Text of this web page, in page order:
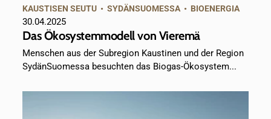
KAUSTISEN SEUTU •SYDÄNSUOMESSA • BIOENERGIA
30.04.2025
Das Ökosystemmodell von Vieremä
Menschen aus der Subregion Kaustinen und der Region
SydänSuomessa besuchten das Biogas-Ökosystem...